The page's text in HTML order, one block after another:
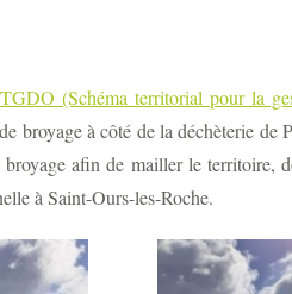
(Schéma territorial pour la
broyage à côté de la déchèterie
broyage afin de mailler le territoire,
à Saint-Ours-les-Roche.